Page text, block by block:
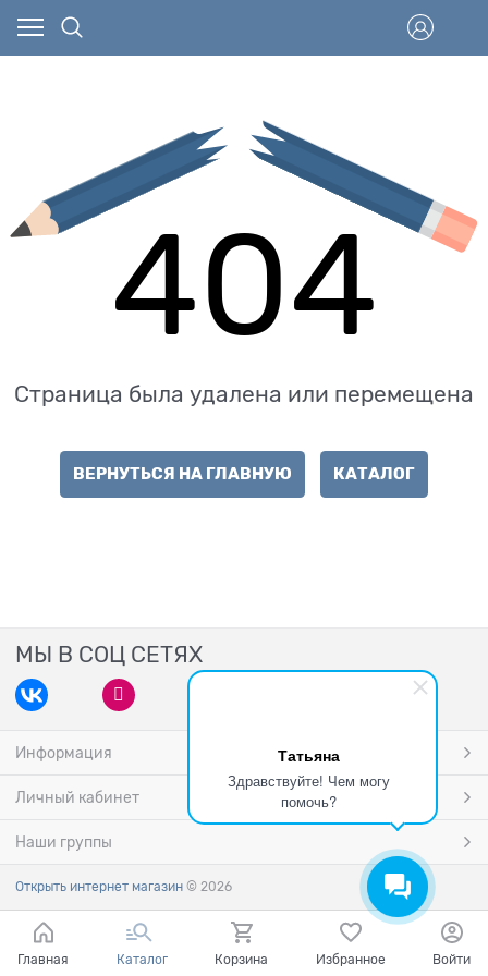
Татьяна
Здравствуйте! Чем могу
помочь?
404
Страница была удалена или перемещена
ВЕРНУТЬСЯ НА ГЛАВНУЮ КАТАЛОГ
МЫ В СОЦ СЕТЯХ
Информация
Личный кабинет
Наши группы
Открыть интернет магазин © 2026
Главная Каталог Корзина Избранное Войти